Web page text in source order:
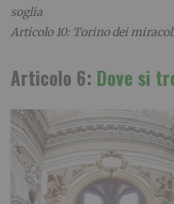
soglia
Articolo 10: Torino dei
Articolo 6: Dove si